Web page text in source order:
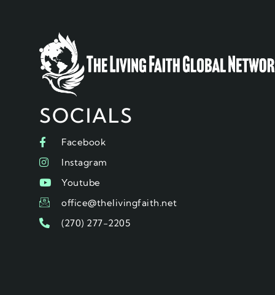
SOCIALS
Facebook
Instagram
Youtube
office@thelivingfaith.net
(270) 277-2205